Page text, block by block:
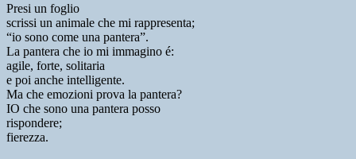
Presi un foglio
scrissi un animale che mi rappresenta;
“io sono come una pantera”.
La pantera che io mi immagino é:
agile, forte, solitaria
e poi anche intelligente.
Ma che emozioni prova la pantera?
IO che sono una pantera posso
rispondere;
fierezza.